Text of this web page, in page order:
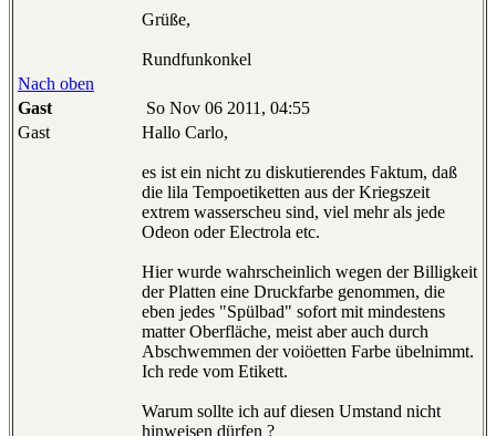
Grüße,
Rundfunkonkel
Nach oben
Gast
So Nov 06 2011, 04:55
Gast
Hallo Carlo,
es ist ein nicht zu diskutierendes Faktum, daß
die lila Tempoetiketten aus der Kriegszeit
extrem wasserscheu sind, viel mehr als jede
Odeon oder Electrola etc.
Hier wurde wahrscheinlich wegen der Billigkeit
der Platten eine Druckfarbe genommen, die
eben jedes "Spülbad" sofort mit mindestens
matter Oberfläche, meist aber auch durch
Abschwemmen der voiöetten Farbe übelnimmt.
Ich rede vom Etikett.
Warum sollte ich auf diesen Umstand nicht
hinweisen dürfen ?